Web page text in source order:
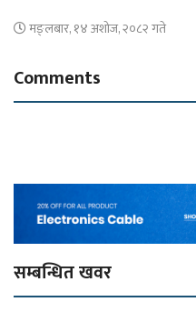
मङ्लबार, १४ अशोज, २०८२ गते
Comments
सम्बन्धित खवर